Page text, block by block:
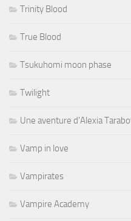
Trinity Blood
True Blood
Tsukuhomi moon phase
Twilight
Une aventure d'Alexia
Vamp in love
Vampirates
Vampire Academy